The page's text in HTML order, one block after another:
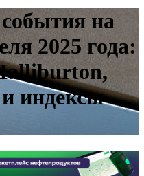
на
2025 года:
индексы